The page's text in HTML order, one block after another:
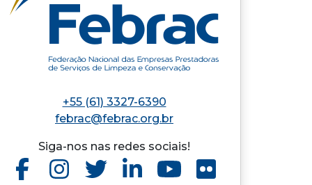
+55 (61) 3327-6390
febrac@febrac.org.br
Siga-nos nas redes sociais!